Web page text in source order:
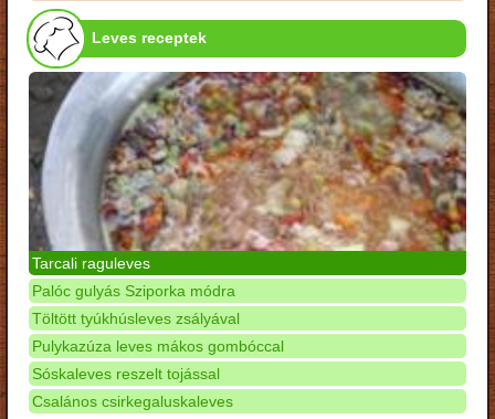
Leves receptek
Tarcali raguleves
Palóc gulyás Sziporka módra
Töltött tyúkhúsleves zsályával
Pulykazúza leves mákos gombóccal
Sóskaleves reszelt tojással
Csalános csirkegaluskaleves